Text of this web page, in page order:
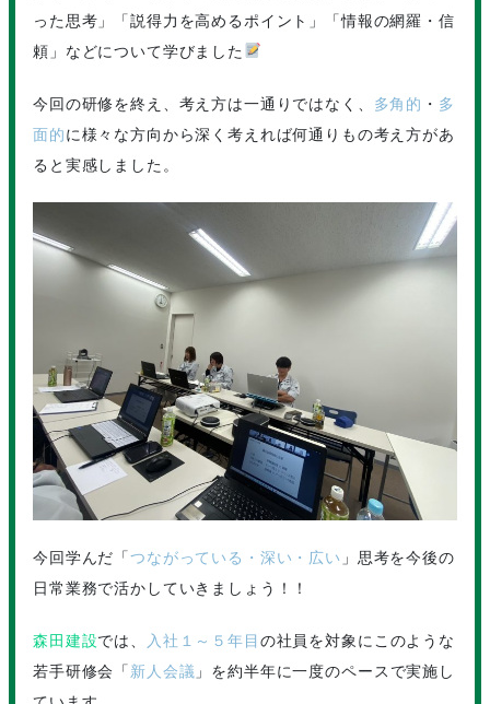
った思考」「説得力を高めるポイント」「情報の網羅・信
頼」などについて学びました
今回の研修を終え、考え方は一通りではなく、 多角的 ・ 多
面的に様々な方向から深く考えれば何通りもの考え方があ
ると実感しました。
今回学んだ「つながっている・深い・広い 」思考を今後の
日常業務で活かしていきましょう！！
森田建設では、 入社１～５年目 の社員を対象にこのような
若手研修会「 新人会議 」を約半年に一度のペースで実施し